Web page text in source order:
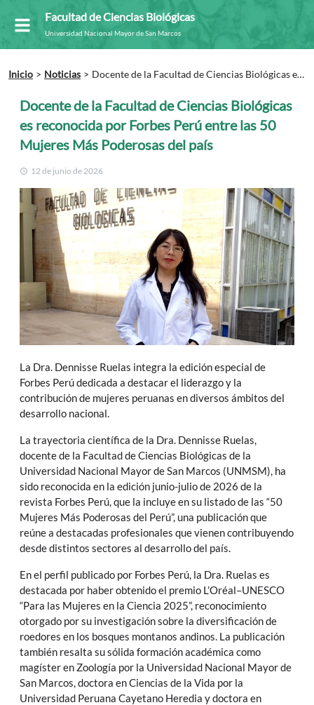
Facultad de Ciencias Biológicas
Universidad Nacional Mayor de San Marcos
Inicio Noticias
Docente de la Facultad de Ciencias Biológicas es
paísDocente de la Facultad de Ciencias Biológicas
es reconocida por Forbes Perú entre las 50
Mujeres Más Poderosas del país
12 de junio de 2026
La Dra. Dennisse Ruelas integra la edición especial de
Forbes Perú dedicada a destacar el liderazgo y la
contribución de mujeres peruanas en diversos ámbitos del
desarrollo nacional.
La trayectoria científica de la Dra. Dennisse Ruelas,
docente de la Facultad de Ciencias Biológicas de la
Universidad Nacional Mayor de San Marcos (UNMSM), ha
sido reconocida en la edición junio-julio de 2026 de la
revista Forbes Perú, que la incluye en su listado de las “50
Mujeres Más Poderosas del Perú”, una publicación que
reúne a destacadas profesionales que vienen contribuyendo
desde distintos sectores al desarrollo del país.
En el perfil publicado por Forbes Perú, la Dra. Ruelas es
destacada por haber obtenido el premio L’Oréal–UNESCO
“Para las Mujeres en la Ciencia 2025”, reconocimiento
otorgado por su investigación sobre la diversificación de
roedores en los bosques montanos andinos. La publicación
también resalta su sólida formación académica como
magíster en Zoología por la Universidad Nacional Mayor de
San Marcos, doctora en Ciencias de la Vida por la
Universidad Peruana Cayetano Heredia y doctora en